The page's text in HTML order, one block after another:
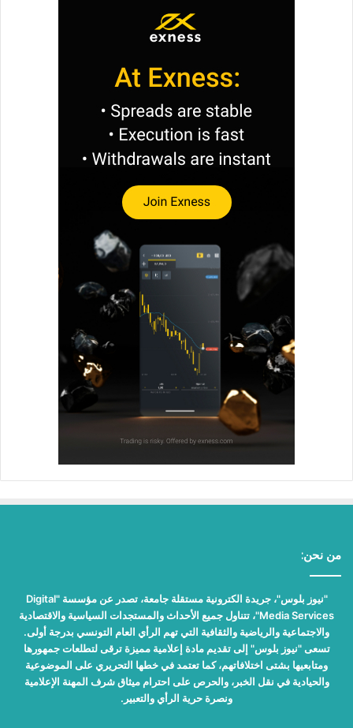
من نحن:
"نيوز بلوس"، جريدة الكترونية مستقلة جامعة، تصدر عن مؤسسة "Digital
Media Services"، تتناول جميع الأحداث والمستجدات السياسية والاقتصادية
والاجتماعية والرياضية والثقافية التي تهم الرأي العام التونسي بدرجة أولى.
تسعى "نيوز بلوس" إلى تقديم مادة إعلامية مميزة ترقى لتطلعات جمهورها
ومتابعيها بشتى اختلافاتهم، كما تعتمد في خطها التحريري على الموضوعية
والحيادية في نقل الخبر، والحرص على احترام ميثاق شرف المهنة الإعلامية
ونصرة حرية الرأي والتعبير.